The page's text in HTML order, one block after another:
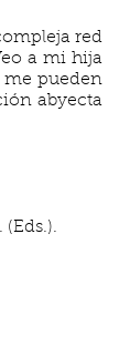
red
a mi hija
me pueden
abyecta